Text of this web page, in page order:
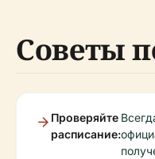
Советы
Проверяйте
расписание: